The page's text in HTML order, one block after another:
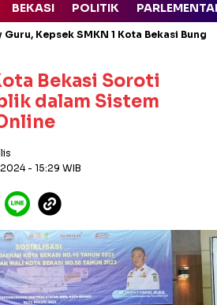
BEKASI POLITIK
Kepsek SMKN 1 Kota Bekasi
Bekasi Soroti
dalam Sistem
- 15:29 WIB